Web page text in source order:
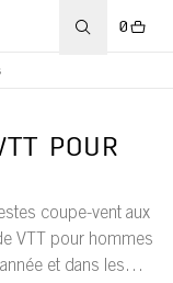
0
POUR
coupe-vent aux
VTT pour hommes
et dans les